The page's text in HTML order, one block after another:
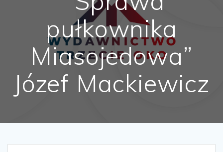
pułkownika
Miasojedowa”
Józef Mackiewicz